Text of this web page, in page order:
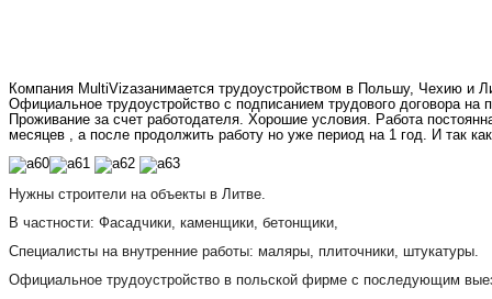
Компания MultiVizaзанимается трудоустройством в Польшу, Чехию и
Официальное трудоустройство с подписанием трудового договора на
Проживание за счет работодателя. Хорошие условия. Работа
месяцев , а после продолжить работу но уже период на 1 год. И так
Нужны строители на объекты в Литве.
В частности: Фасадчики, каменщики, бетонщики,
Специалисты на внутренние работы: маляры, плиточники, штукатуры.
Официальное трудоустройство в польской фирме с последующим